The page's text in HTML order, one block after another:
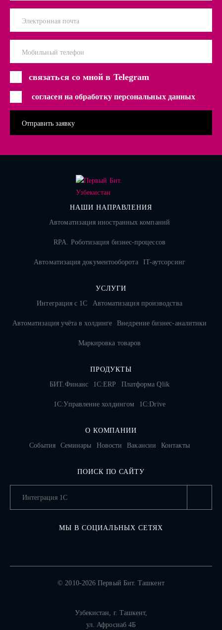
Электронная почта
Мобильный телефон
связаться со мной в Telegram
согласен на обработку персональных данных
НАШИ НАПРАВЛЕНИЯ
Автоматизация иностранных компаний
RPA. Роботизация бизнес-процессов
Автоматизация документооборота IT-аутсорсинг
УСЛУГИ
Интеграция с 1С
Автоматизация производства
Автоматизация учёта в холдинге Внедрение бизнес-аналитики
Маркировка товаров
ПРОДУКТЫ
БИТ.Финанс
1С:ERP Платформа Qlik
1С:Управление холдингом 1C:Drive
О КОМПАНИИ
События
Семинары Новости Вакансии Контакты
ПОИСК ПО САЙТУ
МЫ В СОЦИАЛЬНЫХ СЕТЯХ
© 2010-2026 Первый Бит. Ташкент
Узбекистан, г. Ташкент,
ул. Афросиаб 4Б